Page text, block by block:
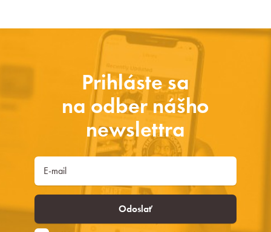
Prihláste sa
na odber nášho
newslettra
Odoslať